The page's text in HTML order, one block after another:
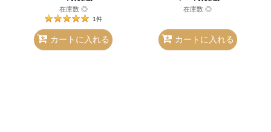
在庫数 ◎
1件
カートに入れる
在庫数 ◎
カートに入れる